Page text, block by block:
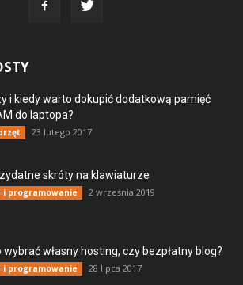
i kiedy warto dokupić dodatkową pamięć
do laptopa?
23 lutego 2017
skróty na klawiaturze
i programowanie 2 września 2019
wybrać własny hosting, czy bezpłatny blog?
i programowanie 28 lipca 2017